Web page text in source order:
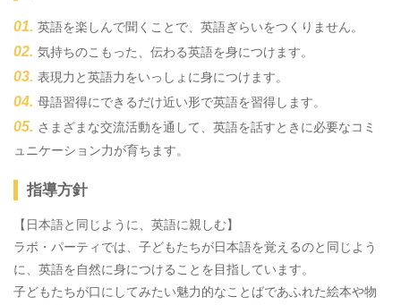
英語を楽しんで聞くことで、英語ぎらいをつくりません。
気持ちのこもった、伝わる英語を身につけます。
表現力と英語力をいっしょに身につけます。
母語習得にできるだけ近い形で英語を習得します。
さまざまな交流活動を通して、英語を話すときに必要なコミ
ュニケーション力が育ちます。
指導方針
【日本語と同じように、英語に親しむ】
ラボ・パーティでは、子どもたちが日本語を覚えるのと同じよう
に、英語を自然に身につけることを目指しています。
子どもたちが口にしてみたい魅力的なことばであふれた絵本や物